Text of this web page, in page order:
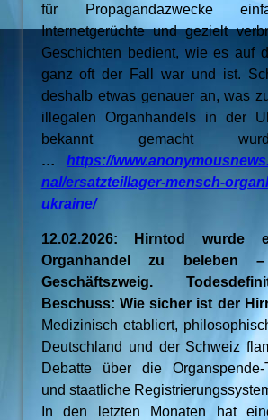
für Propagandazwecke
Internetgerüchte und gezielt
Geschichten bedient, wie es auf
ganz oft der Fall war und ist.
deshalb etwas genauer an, was
illegalen Organhandels in der
bekannt gemacht
…https://
nal/ersatzteillager-mensch-
ukraine/
12.02.2026: Hirntod wurde
Organhandel zu beleben
Geschäftszweig.
Beschuss: Wie sicher ist der
Medizinisch etabliert,
Deutschland und der Schweiz
Debatte über die Organspende-
und staatliche
In den letzten Monaten hat